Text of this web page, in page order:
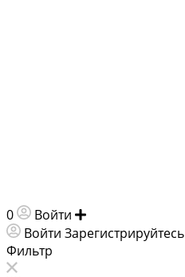
0 Войти
Войти Зарегистрируйтесь
Фильтр